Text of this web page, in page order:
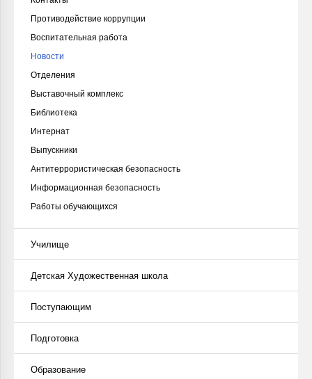
Противодействие коррупции
Воспитательная работа
Новости
Отделения
Выставочный комплекс
Библиотека
Интернат
Выпускники
Антитеррористическая безопасность
Информационная безопасность
Работы обучающихся
Училище
Детская Художественная школа
Поступающим
Подготовка
Образование